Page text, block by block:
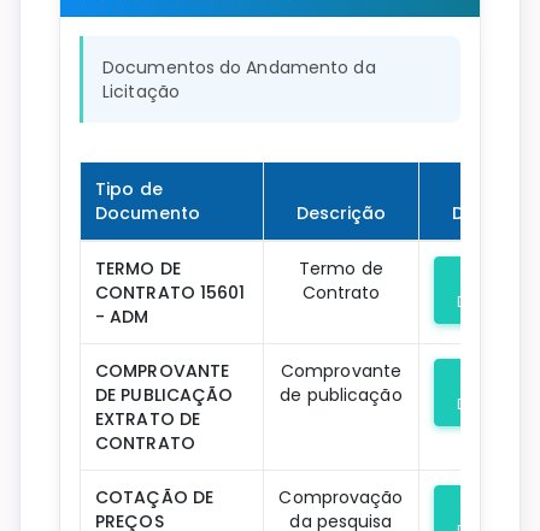
Documentos do Andamento da
Licitação
Tipo de
Documento
Descrição
TERMO DE
CONTRATO 15601
- ADM
Termo de
Contrato
Download
COMPROVANTE
DE PUBLICAÇÃO
EXTRATO DE
CONTRATO
Comprovante
de publicação
Download
COTAÇÃO DE
PREÇOS
Comprovação
da pesquisa